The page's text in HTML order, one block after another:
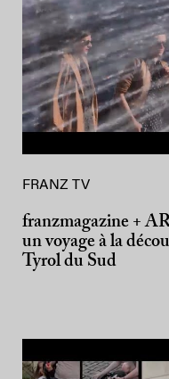
FRANZ TV
franzmagazine +
un voyage à la
Tyrol du Sud